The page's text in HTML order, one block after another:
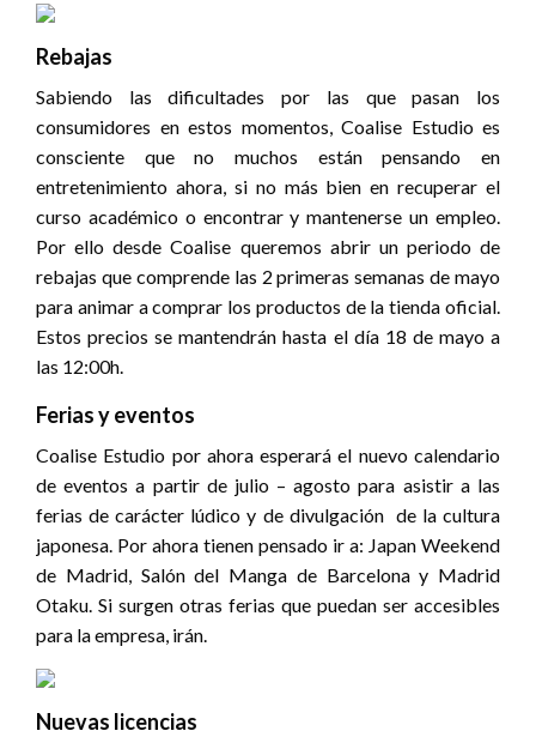
Rebajas
Sabiendo las dificultades por las que pasan los
consumidores en estos momentos, Coalise Estudio es
consciente que no muchos están pensando en
entretenimiento ahora, si no más bien en recuperar el
curso académico o encontrar y mantenerse un empleo.
Por ello desde Coalise queremos abrir un periodo de
rebajas que comprende las 2 primeras semanas de mayo
para animar a comprar los productos de la tienda oficial.
Estos precios se mantendrán hasta el día 18 de mayo a
las 12:00h.
Ferias y eventos
Coalise Estudio por ahora esperará el nuevo calendario
de eventos a partir de julio – agosto para asistir a las
ferias de carácter lúdico y de divulgación de la cultura
japonesa. Por ahora tienen pensado ir a: Japan Weekend
de Madrid, Salón del Manga de Barcelona y Madrid
Otaku. Si surgen otras ferias que puedan ser accesibles
para la empresa, irán.
Nuevas licencias